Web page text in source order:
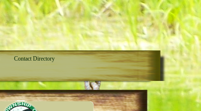
Contact Directory